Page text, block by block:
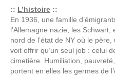
:: L’histoire ::
En 1936, une famille
l’Allemagne nazie, les
nord de l’état de NY où le
voit offrir qu’un seul job : celui
cimetière. Humiliation,
portent en elles les germes de